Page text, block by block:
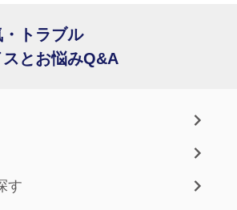
トラブル
とお悩みQ&A
す